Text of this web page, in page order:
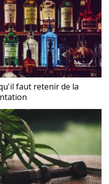
faut retenir de la